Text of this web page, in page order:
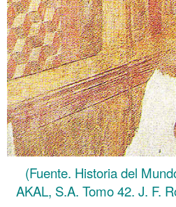
(Fuente. Historia del
AKAL, S.A. Tomo 42. J. F.